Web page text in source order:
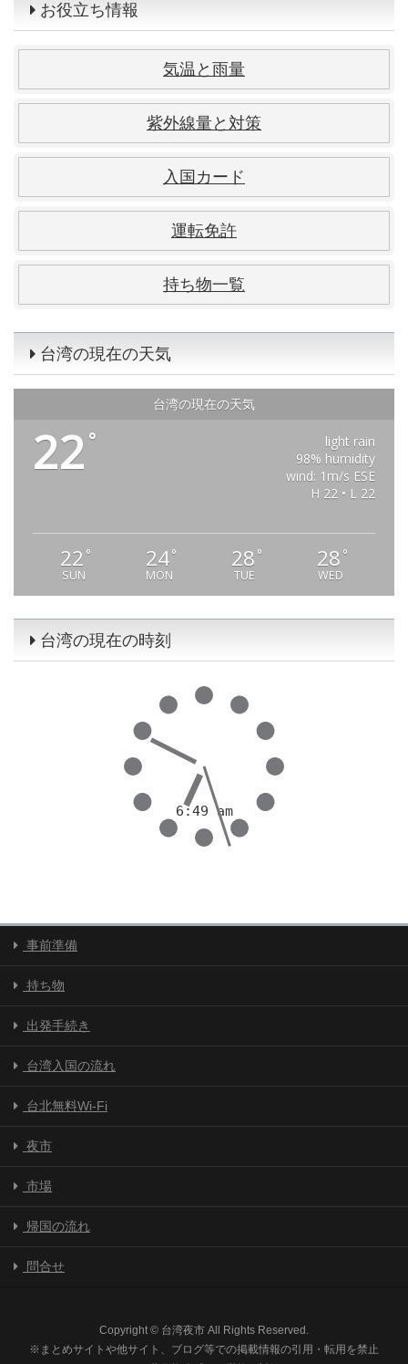
お役立ち情報
気温と雨量
紫外線量と対策
入国カード
運転免許
持ち物一覧
台湾の現在の天気
台湾の現在の天気
22 °
light rain
98% humidity
wind: 1m/s ESE
H 22 • L 22
22 °
SUN
24°
MON
28 °
TUE
28 °
WED
台湾の現在の時刻
事前準備
持ち物
出発手続き
台湾入国の流れ
台北無料Wi-Fi
夜市
市場
帰国の流れ
問合せ
Copyright © 台湾夜市 All Rights Reserved.
※まとめサイトや他サイト、ブログ等での掲載情報の引用・転用を禁止